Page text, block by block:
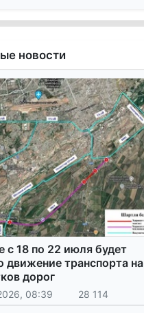
новости
с 18 по 22 июля будет
движение транспорта на
дорог
08:39 28 114